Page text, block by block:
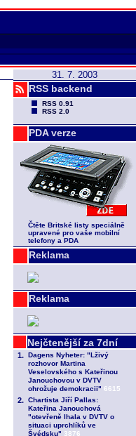
31. 7. 2003
RSS backend
RSS 0.91
RSS 2.0
PDA verze
Čtěte Britské listy speciálně
upravené pro vaše mobilní
telefony a PDA
Reklama
Reklama